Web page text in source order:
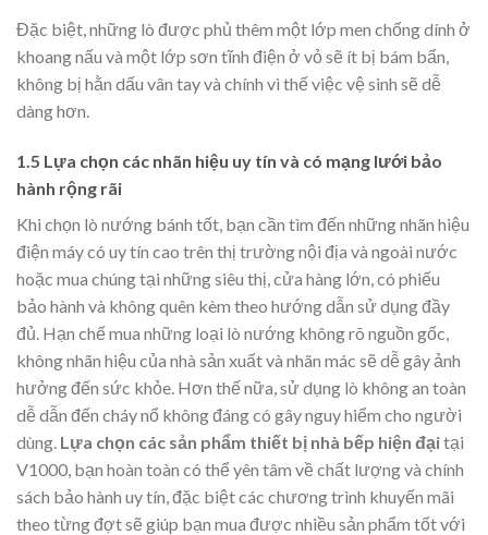
Đặc biệt, những lò được phủ thêm một lớp men chống dính ở
khoang nấu và một lớp sơn tĩnh điện ở vỏ sẽ ít bị bám bẩn,
không bị hằn dấu vân tay và chính vì thế việc vệ sinh sẽ dễ
dàng hơn.
1.5 Lựa chọn các nhãn hiệu uy tín và có mạng lưới bảo
hành rộng rãi
Khi chọn lò nướng bánh tốt, bạn cần tìm đến những nhãn hiệu
điện máy có uy tín cao trên thị trường nội địa và ngoài nước
hoặc mua chúng tại những siêu thị, cửa hàng lớn, có phiếu
bảo hành và không quên kèm theo hướng dẫn sử dụng đầy
đủ. Hạn chế mua những loại lò nướng không rõ nguồn gốc,
không nhãn hiệu của nhà sản xuất và nhãn mác sẽ dễ gây ảnh
hưởng đến sức khỏe. Hơn thế nữa, sử dụng lò không an toàn
dễ dẫn đến cháy nổ không đáng có gây nguy hiểm cho người
dùng. Lựa chọn các sản phẩm thiết bị nhà bếp hiện đạitại
V1000, bạn hoàn toàn có thể yên tâm về chất lượng và chính
sách bảo hành uy tín, đặc biệt các chương trình khuyến mãi
theo từng đợt sẽ giúp bạn mua được nhiều sản phẩm tốt với